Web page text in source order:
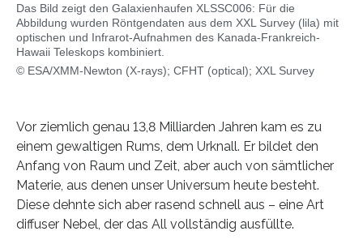
Das Bild zeigt den Galaxienhaufen XLSSC006: Für die
Abbildung wurden Röntgendaten aus dem XXL Survey (lila) mit
optischen und Infrarot-Aufnahmen des Kanada-Frankreich-
Hawaii Teleskops kombiniert.
© ESA/XMM-Newton (X-rays); CFHT (optical); XXL Survey
Vor ziemlich genau 13,8 Milliarden Jahren kam es zu
einem gewaltigen Rums, dem Urknall. Er bildet den
Anfang von Raum und Zeit, aber auch von sämtlicher
Materie, aus denen unser Universum heute besteht.
Diese dehnte sich aber rasend schnell aus – eine Art
diffuser Nebel, der das All vollständig ausfüllte.